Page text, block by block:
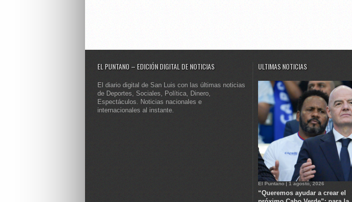
EL PUNTANO – EDICIÓN DIGITAL DE NOTICIAS
El diario digital de San Luis con las últimas noticias
de Deportes, Sociales, Política, Dinero,
Espectáculos. Noticias nacionales e
internacionales al instante.
ULTIMAS NOTICIAS
El Puntano | 1 agosto, 2026
“Queremos ayudar a crear el